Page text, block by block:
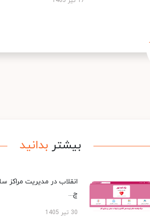
بیشتر بدانید
انقلاب در مدیریت مراکز
چ...
30 تیر 1405